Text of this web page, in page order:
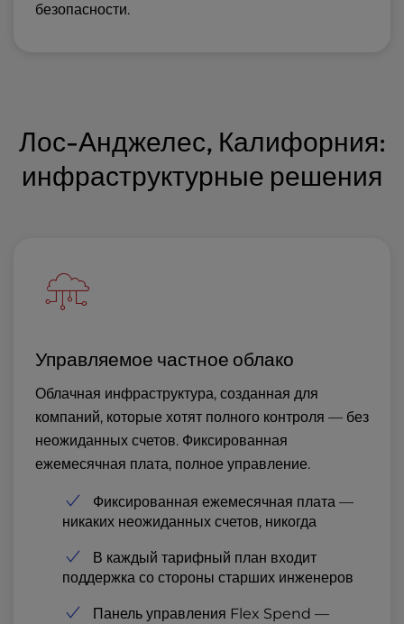
безопасности.
Лос-Анджелес, Калифорния:
инфраструктурные решения
Управляемое частное облако
Облачная инфраструктура, созданная для
компаний, которые хотят полного контроля — без
неожиданных счетов. Фиксированная
ежемесячная плата, полное управление.
Фиксированная ежемесячная плата —
никаких неожиданных счетов, никогда
В каждый тарифный план входит
поддержка со стороны старших инженеров
Панель управления Flex Spend —